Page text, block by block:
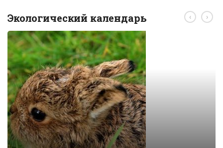
Экологический календарь ‹ ›